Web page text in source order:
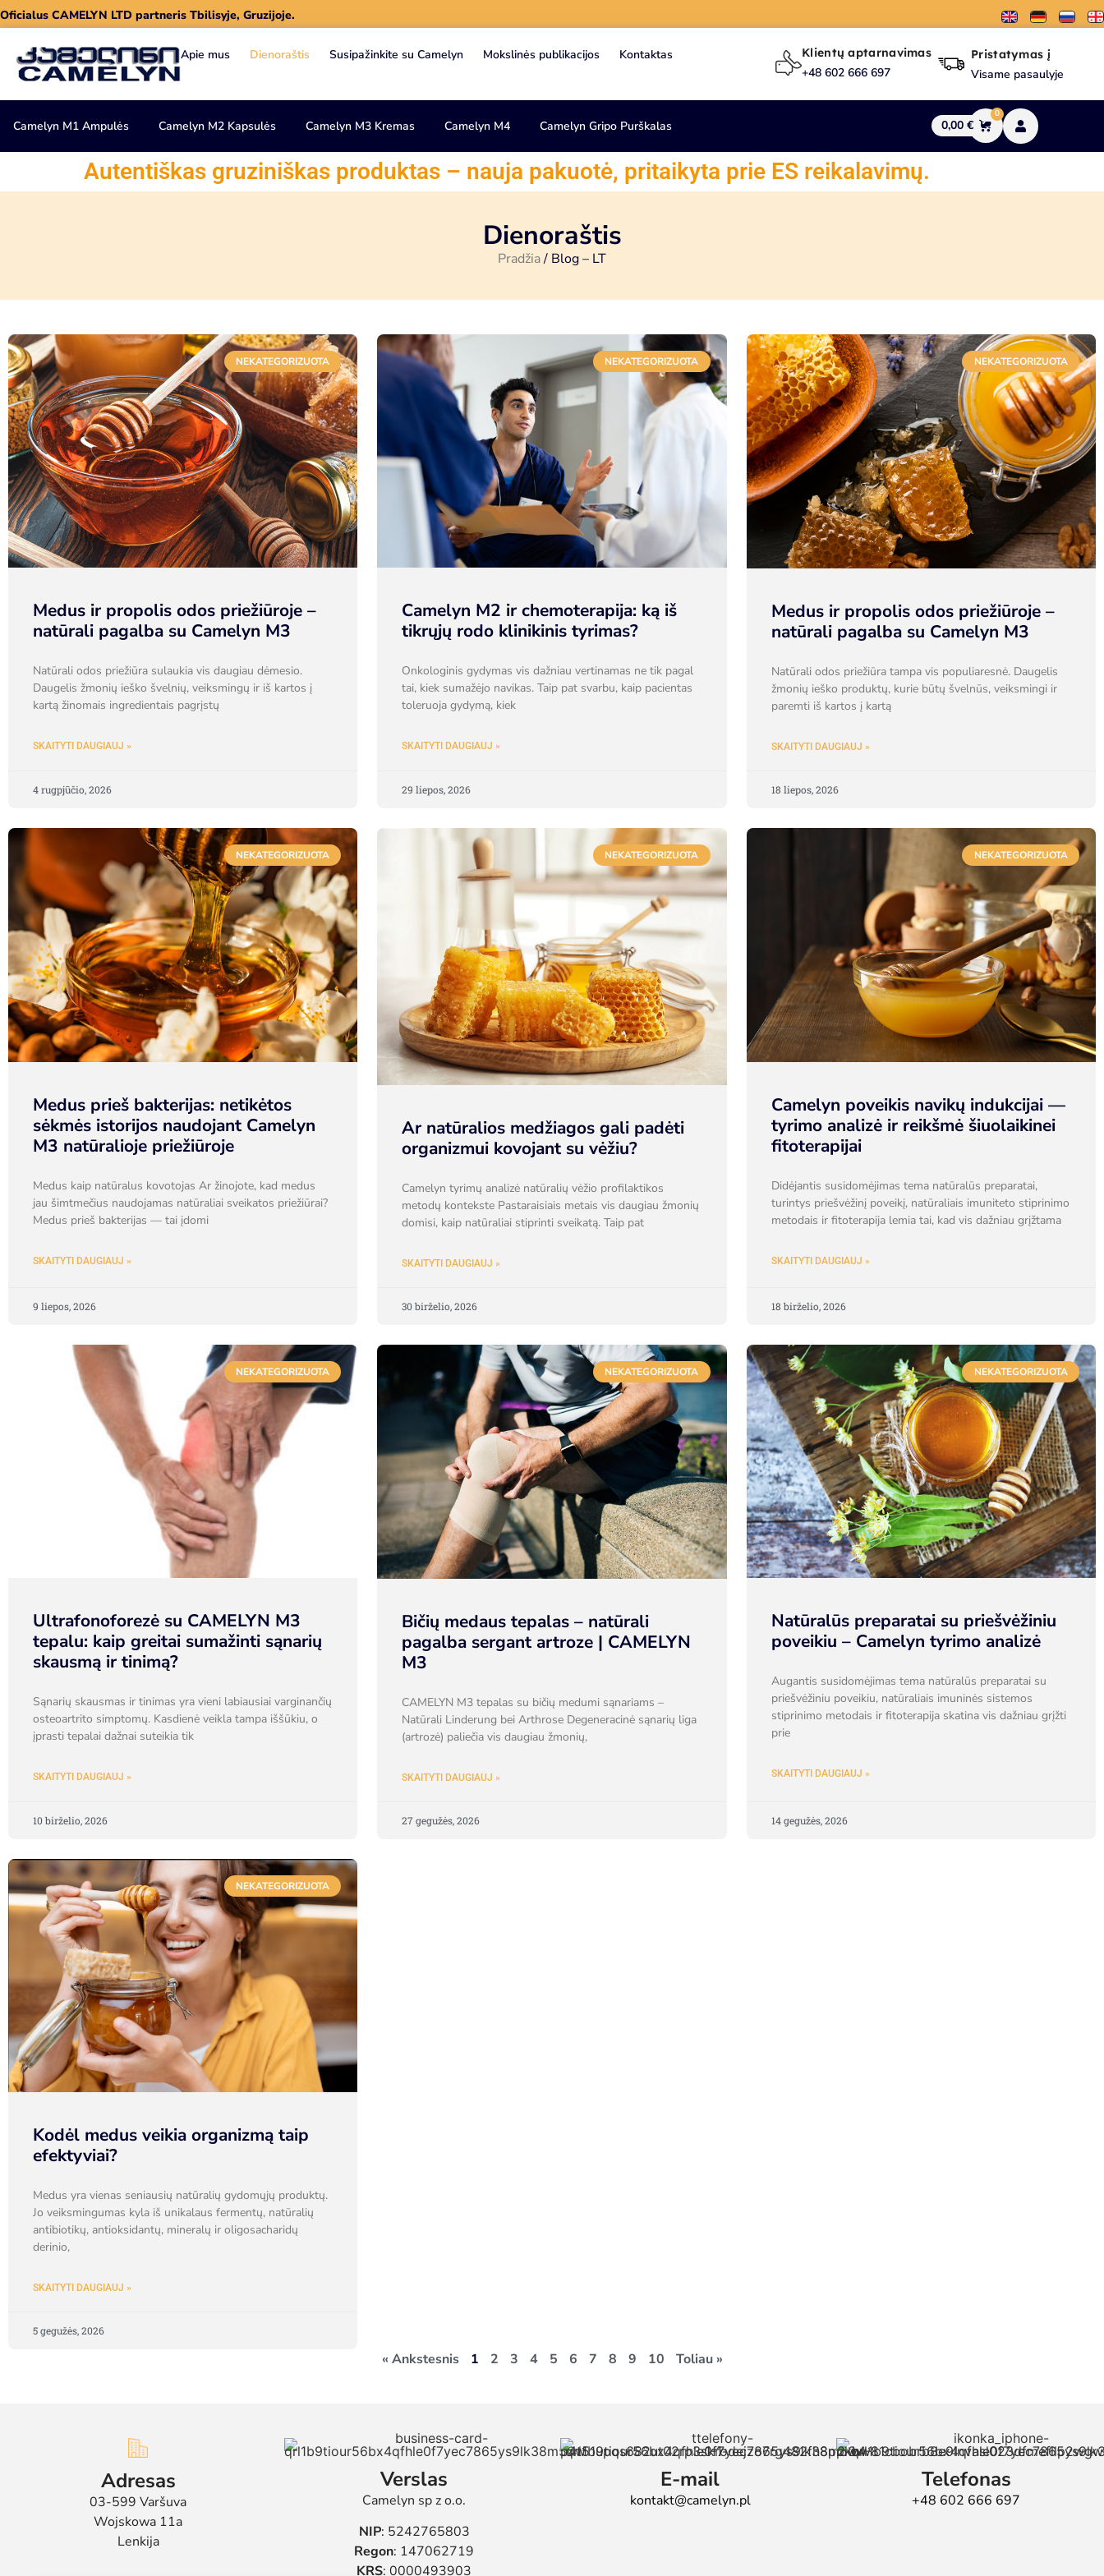
Oficialus CAMELYN LTD partneris Tbilisyje, Gruzijoje.
Apie mus Dienoraštis Susipažinkite su Camelyn Mokslinės publikacijos Kontaktas Klientų aptarnavimas
+48 602 666 697
Pristatymas į
Visame pasaulyje
Camelyn M1 Ampulės Camelyn M2 Kapsulės Camelyn M3 Kremas Camelyn M4 Camelyn Gripo Purškalas 0,00 €
0
Autentiškas gruziniškas produktas – nauja pakuotė, pritaikyta prie ES reikalavimų.
Dienoraštis
Pradžia/ Blog – LT
NEKATEGORIZUOTA
Medus ir propolis odos priežiūroje –
natūrali pagalba su Camelyn M3
Natūrali odos priežiūra sulaukia vis daugiau dėmesio.
Daugelis žmonių ieško švelnių, veiksmingų ir iš kartos į
kartą žinomais ingredientais pagrįstų
SKAITYTI DAUGIAUJ »
4 rugpjūčio, 2026
NEKATEGORIZUOTA
Camelyn M2 ir chemoterapija: ką iš
tikrųjų rodo klinikinis tyrimas?
Onkologinis gydymas vis dažniau vertinamas ne tik pagal
tai, kiek sumažėjo navikas. Taip pat svarbu, kaip pacientas
toleruoja gydymą, kiek
SKAITYTI DAUGIAUJ »
29 liepos, 2026
NEKATEGORIZUOTA
Medus ir propolis odos priežiūroje –
natūrali pagalba su Camelyn M3
Natūrali odos priežiūra tampa vis populiaresnė. Daugelis
žmonių ieško produktų, kurie būtų švelnūs, veiksmingi ir
paremti iš kartos į kartą
SKAITYTI DAUGIAUJ »
18 liepos, 2026
NEKATEGORIZUOTA
Medus prieš bakterijas: netikėtos
sėkmės istorijos naudojant Camelyn
M3 natūralioje priežiūroje
Medus kaip natūralus kovotojas Ar žinojote, kad medus
jau šimtmečius naudojamas natūraliai sveikatos priežiūrai?
Medus prieš bakterijas — tai įdomi
SKAITYTI DAUGIAUJ »
9 liepos, 2026
NEKATEGORIZUOTA
Ar natūralios medžiagos gali padėti
organizmui kovojant su vėžiu?
Camelyn tyrimų analizė natūralių vėžio profilaktikos
metodų kontekste Pastaraisiais metais vis daugiau žmonių
domisi, kaip natūraliai stiprinti sveikatą. Taip pat
SKAITYTI DAUGIAUJ »
30 birželio, 2026
NEKATEGORIZUOTA
Camelyn poveikis navikų indukcijai —
tyrimo analizė ir reikšmė šiuolaikinei
fitoterapijai
Didėjantis susidomėjimas tema natūralūs preparatai,
turintys priešvėžinį poveikį, natūraliais imuniteto stiprinimo
metodais ir fitoterapija lemia tai, kad vis dažniau grįžtama
SKAITYTI DAUGIAUJ »
18 birželio, 2026
NEKATEGORIZUOTA
Ultrafonoforezė su CAMELYN M3
tepalu: kaip greitai sumažinti sąnarių
skausmą ir tinimą?
Sąnarių skausmas ir tinimas yra vieni labiausiai varginančių
osteoartrito simptomų. Kasdienė veikla tampa iššūkiu, o
įprasti tepalai dažnai suteikia tik
SKAITYTI DAUGIAUJ »
10 birželio, 2026
NEKATEGORIZUOTA
Bičių medaus tepalas – natūrali
pagalba sergant artroze | CAMELYN
M3
CAMELYN M3 tepalas su bičių medumi sąnariams –
Natūrali Linderung bei Arthrose Degeneracinė sąnarių liga
(artrozė) paliečia vis daugiau žmonių,
SKAITYTI DAUGIAUJ »
27 gegužės, 2026
NEKATEGORIZUOTA
Natūralūs preparatai su priešvėžiniu
poveikiu – Camelyn tyrimo analizė
Augantis susidomėjimas tema natūralūs preparatai su
priešvėžiniu poveikiu, natūraliais imuninės sistemos
stiprinimo metodais ir fitoterapija skatina vis dažniau grįžti
prie
SKAITYTI DAUGIAUJ »
14 gegužės, 2026
NEKATEGORIZUOTA
Kodėl medus veikia organizmą taip
efektyviai?
Medus yra vienas seniausių natūralių gydomųjų produktų.
Jo veiksmingumas kyla iš unikalaus fermentų, natūralių
antibiotikų, antioksidantų, mineralų ir oligosacharidų
derinio,
SKAITYTI DAUGIAUJ »
5 gegužės, 2026
« Ankstesnis 1 2 3 4 5 6 7 8 9 10 Toliau »
Adresas
03-599 Varšuva
Wojskowa 11a
Lenkija
Verslas
Camelyn sp z o.o.
NIP: 5242765803
Regon: 147062719
KRS: 0000493903
E-mail
kontakt@camelyn.pl
Telefonas
+48 602 666 697